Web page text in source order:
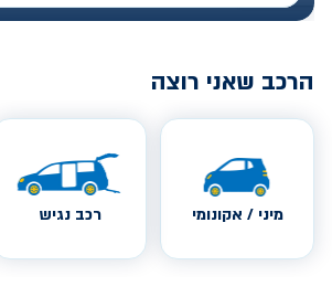
הרכב שאני רוצה
מיני / אקונומי רכב נגיש